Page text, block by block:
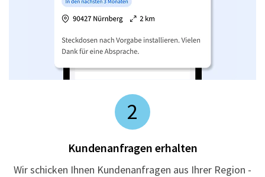
2
Kundenanfragen erhalten
Wir schicken Ihnen Kundenanfragen aus Ihrer Region -